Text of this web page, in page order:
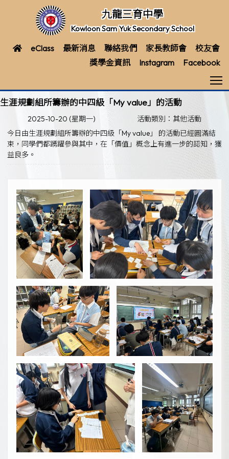
九龍三育中學
Kowloon Sam Yuk Secondary School
eClass 最新消息 聯絡我們 家長教師會
校友會
獎學金資訊
Instagram Facebook
生涯規劃組所籌辦的中四級「My value」的活動
2025-10-20 (星期一)
活動類別：其他活動
今日由生涯規劃組所籌辦的中四級「My value」 的活動已經圓滿結
束，同學們都踴躍參與其中，在「價值」概念上有進一步的認知，獲
益良多。